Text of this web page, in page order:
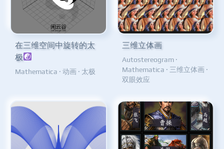
在三维空间中旋转的太
极
Mathematica · 动画 · 太极
三维立体画
Autostereogram ·
Mathematica · 三维立体画 ·
双眼效应